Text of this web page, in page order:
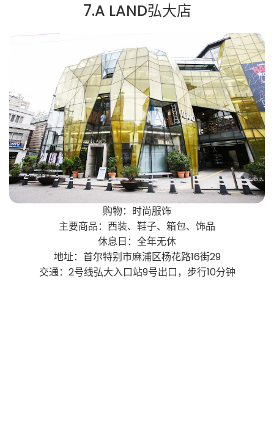
7.A LAND弘大店
购物：时尚服饰
主要商品：西装、鞋子、箱包、饰品
休息日：全年无休
地址：首尔特别市麻浦区杨花路16街29
交通：2号线弘大入口站9号出口，步行10分钟